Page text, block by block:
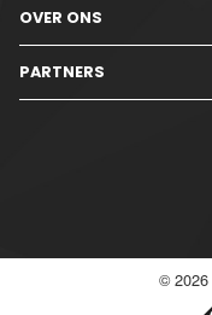
OVER ONS
PARTNERS
© 2026